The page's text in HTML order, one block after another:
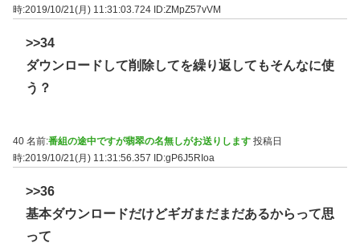
時:2019/10/21(月) 11:31:03.724 ID:ZMpZ57vVM
>>34
ダウンロードして削除してを繰り返してもそんなに使
う？
40 名前:番組の途中ですが翡翠の名無しがお送りします 投稿日
時:2019/10/21(月) 11:31:56.357 ID:gP6J5RIoa
>>36
基本ダウンロードだけどギガまだまだあるからって思
って